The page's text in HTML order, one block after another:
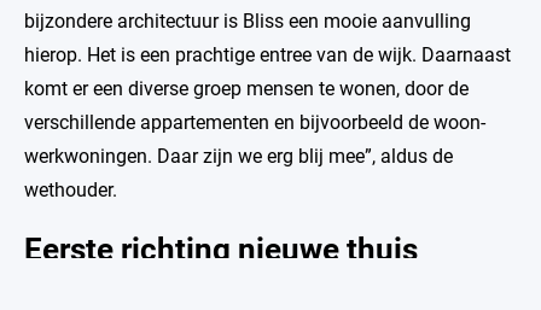
bijzondere architectuur is Bliss een mooie aanvulling
hierop. Het is een prachtige entree van de wijk. Daarnaast
komt er een diverse groep mensen te wonen, door de
verschillende appartementen en bijvoorbeeld de woon-
werkwoningen. Daar zijn we erg blij mee”, aldus de
wethouder.
Eerste richting nieuwe thuis